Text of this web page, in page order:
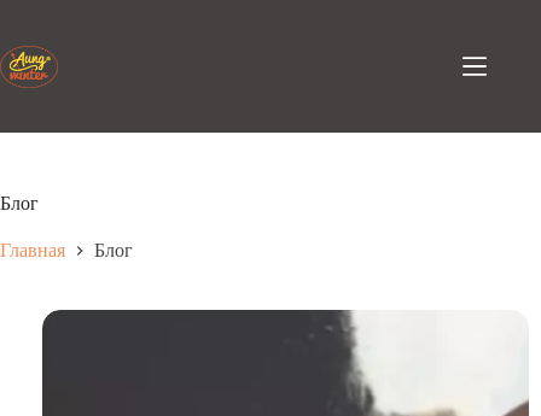
содержанию
Блог
Главная Блог